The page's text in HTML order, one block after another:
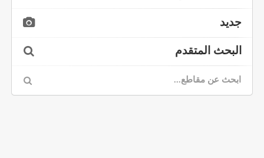
جديد
البحث المتقدم